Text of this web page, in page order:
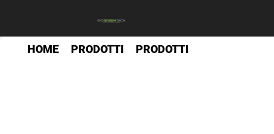
HOME PRODOTTI PRODOTTI